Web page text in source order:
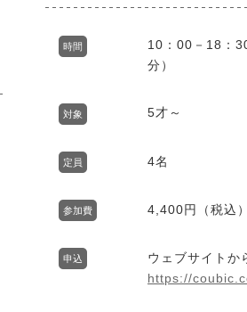
時間
10：00－18：
分）
対象 5才～
定員 4名
参加費 4,400円（税込）
申込
ウェブサイトか
https://